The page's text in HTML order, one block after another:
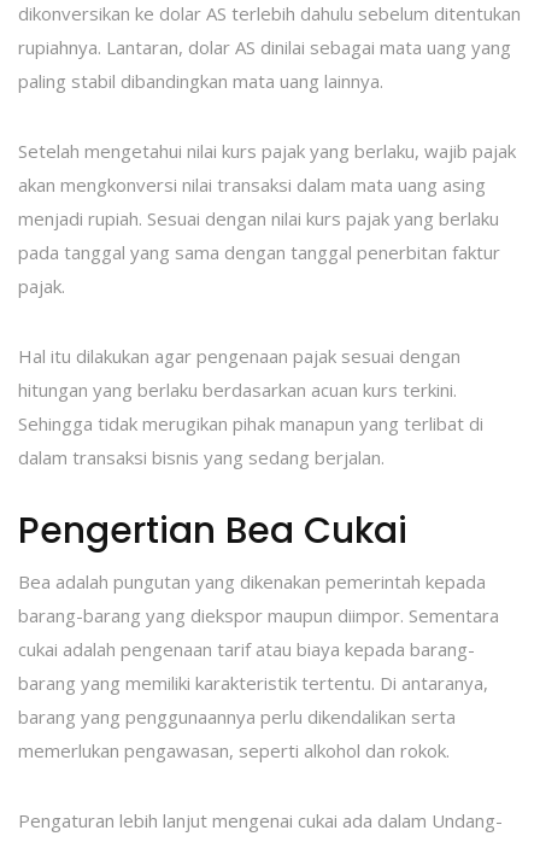
dikonversikan ke dolar AS terlebih dahulu sebelum ditentukan
rupiahnya. Lantaran, dolar AS dinilai sebagai mata uang yang
paling stabil dibandingkan mata uang lainnya.
Setelah mengetahui nilai kurs pajak yang berlaku, wajib pajak
akan mengkonversi nilai transaksi dalam mata uang asing
menjadi rupiah. Sesuai dengan nilai kurs pajak yang berlaku
pada tanggal yang sama dengan tanggal penerbitan faktur
pajak.
Hal itu dilakukan agar pengenaan pajak sesuai dengan
hitungan yang berlaku berdasarkan acuan kurs terkini.
Sehingga tidak merugikan pihak manapun yang terlibat di
dalam transaksi bisnis yang sedang berjalan.
Pengertian Bea Cukai
Bea adalah pungutan yang dikenakan pemerintah kepada
barang-barang yang diekspor maupun diimpor. Sementara
cukai adalah pengenaan tarif atau biaya kepada barang-
barang yang memiliki karakteristik tertentu. Di antaranya,
barang yang penggunaannya perlu dikendalikan serta
memerlukan pengawasan, seperti alkohol dan rokok.
Pengaturan lebih lanjut mengenai cukai ada dalam Undang-